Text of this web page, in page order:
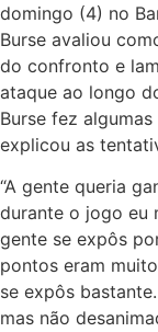
domingo (4) no
Burse avaliou
do confronto e
ataque ao longo
Burse fez
explicou as
“A gente queria
durante o jogo eu
gente se expôs
pontos eram
se expôs
mas não